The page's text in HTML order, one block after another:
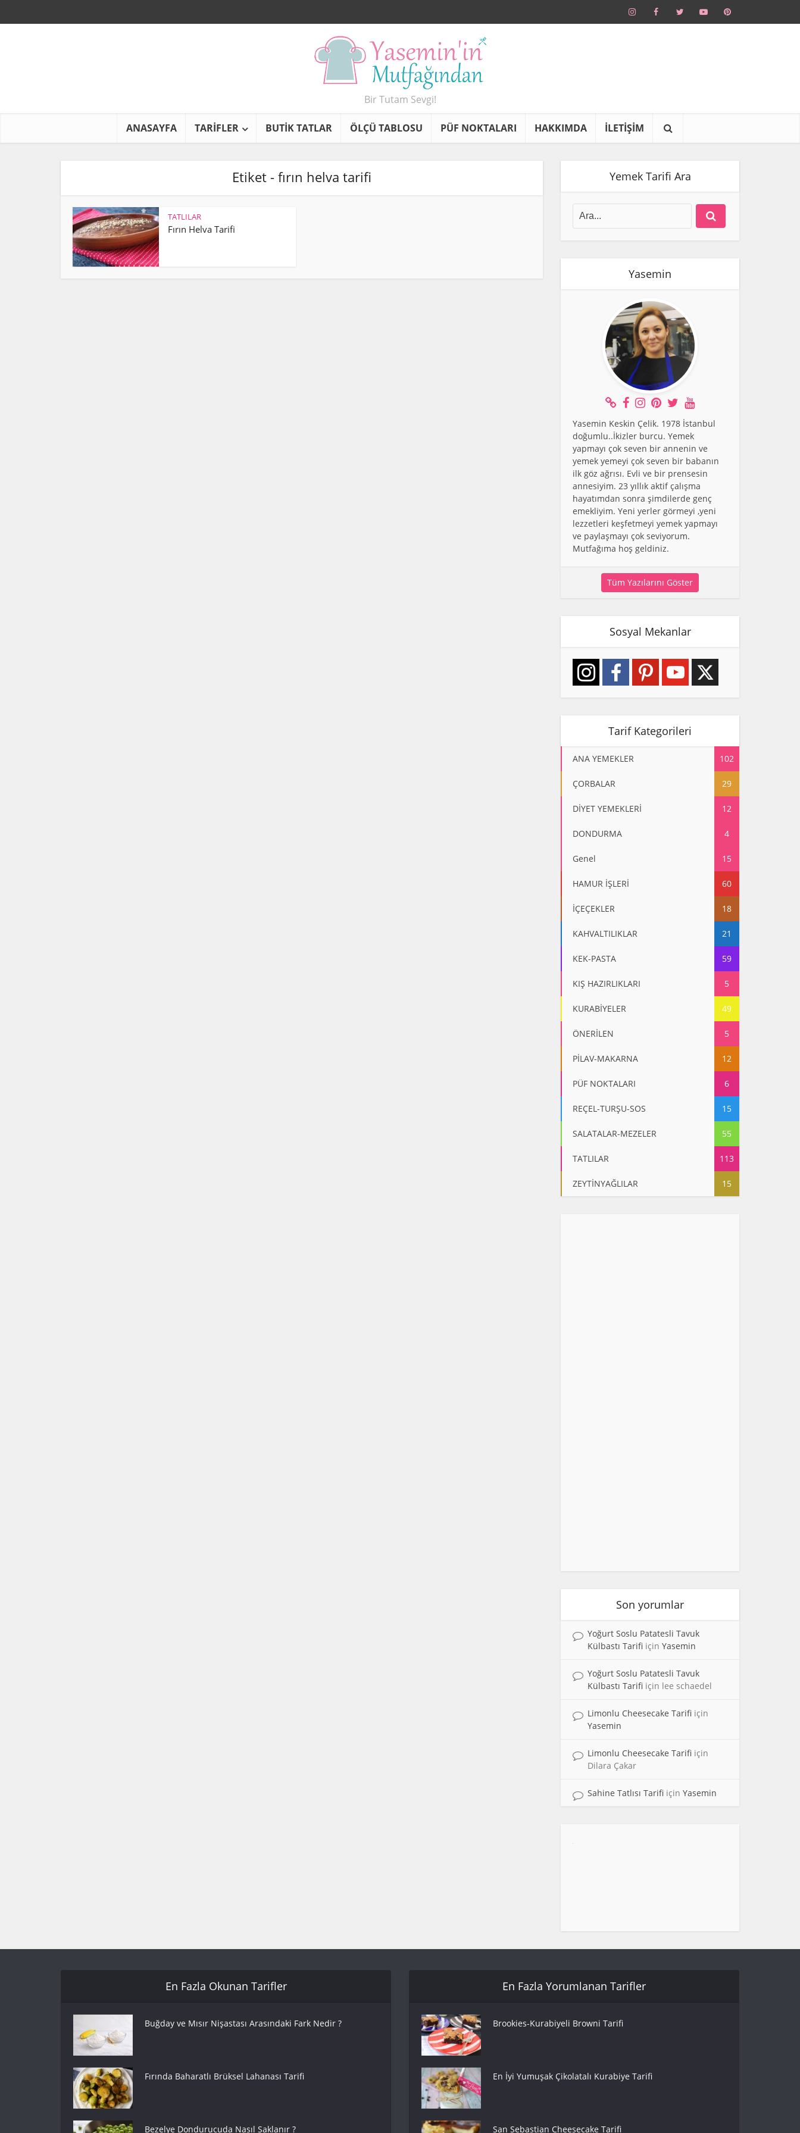
Bir Tutam Sevgi!
ANASAYFA TARİFLER BUTİK TATLAR ÖLÇÜ TABLOSU PÜF NOKTALARI HAKKIMDA İLETİŞİM
Etiket - fırın helva tarifi
TATLILAR
Fırın Helva Tarifi
Yemek Tarifi Ara
Yasemin
Yasemin Keskin Çelik. 1978 İstanbul
doğumlu..İkizler burcu. Yemek
yapmayı çok seven bir annenin ve
yemek yemeyi çok seven bir babanın
ilk göz ağrısı. Evli ve bir prensesin
annesiyim. 23 yıllık aktif çalışma
hayatımdan sonra şimdilerde genç
emekliyim. Yeni yerler görmeyi ,yeni
lezzetleri keşfetmeyi yemek yapmayı
ve paylaşmayı çok seviyorum.
Mutfağıma hoş geldiniz.
Tüm Yazılarını Göster
Sosyal Mekanlar
Tarif Kategorileri
ANA YEMEKLER 102
ÇORBALAR 29
DİYET YEMEKLERİ 12
DONDURMA 4
Genel 15
HAMUR İŞLERİ 60
İÇEÇEKLER 18
KAHVALTILIKLAR 21
KEK-PASTA 59
KIŞ HAZIRLIKLARI 5
KURABİYELER 49
ÖNERİLEN 5
PİLAV-MAKARNA 12
PÜF NOKTALARI 6
REÇEL-TURŞU-SOS 15
SALATALAR-MEZELER 55
TATLILAR 113
ZEYTİNYAĞLILAR 15
Son yorumlar
Yoğurt Soslu Patatesli Tavuk
Külbastı Tarifi için Yasemin
Yoğurt Soslu Patatesli Tavuk
Külbastı Tarifi için lee schaedel
Limonlu Cheesecake Tarifi için
Yasemin
Limonlu Cheesecake Tarifi için
Dilara Çakar
Sahine Tatlısı Tarifi için Yasemin
En Fazla Okunan Tarifler
Buğday ve Mısır Nişastası Arasındaki Fark Nedir ?
Fırında Baharatlı Brüksel Lahanası Tarifi
Bezelye Dondurucuda Nasıl Saklanır ?
En Fazla Yorumlanan Tarifler
Brookies-Kurabiyeli Browni Tarifi
En İyi Yumuşak Çikolatalı Kurabiye Tarifi
San Sebastian Cheesecake Tarifi